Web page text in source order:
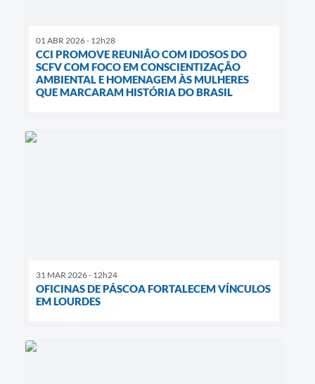
01 ABR 2026 - 12h28
CCI PROMOVE REUNIÃO COM IDOSOS DO
SCFV COM FOCO EM CONSCIENTIZAÇÃO
AMBIENTAL E HOMENAGEM ÀS MULHERES
QUE MARCARAM HISTÓRIA DO BRASIL
31 MAR 2026 - 12h24
OFICINAS DE PÁSCOA FORTALECEM VÍNCULOS
EM LOURDES